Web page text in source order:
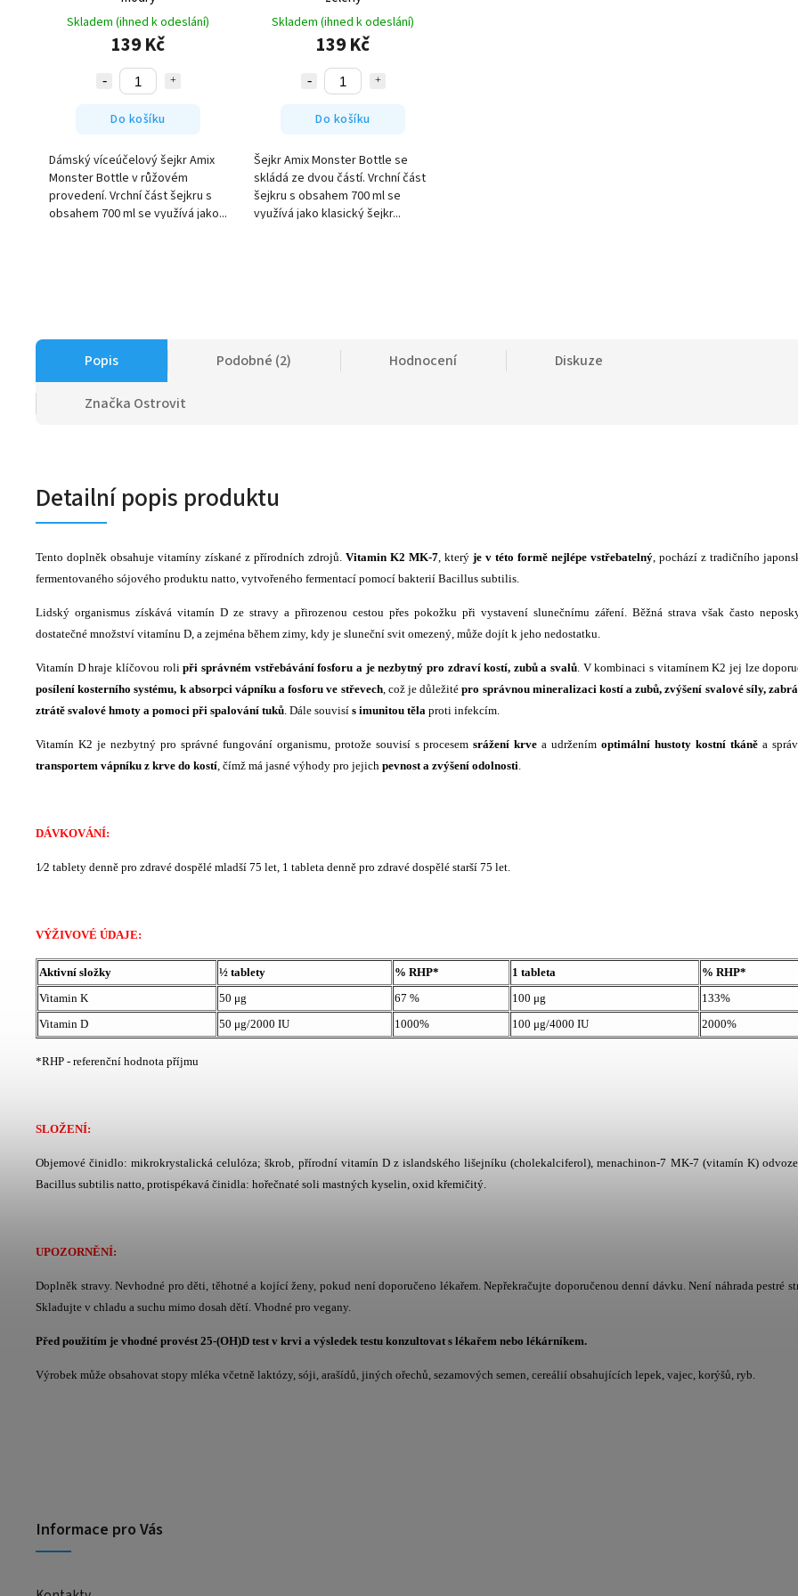
Skladem (ihned k odeslání)
139 Kč
Do košíku
Dámský víceúčelový šejkr Amix
Monster Bottle v růžovém
provedení. Vrchní část šejkru s
obsahem 700 ml se využívá jako...
Skladem (ihned k odeslání)
139 Kč
Do košíku
Šejkr Amix Monster Bottle se
skládá ze dvou částí. Vrchní část
šejkru s obsahem 700 ml se
využívá jako klasický šejkr...
Popis Podobné (2) Hodnocení Diskuze
Značka Ostrovit
Detailní popis produktu
Tento doplněk obsahuje vitamíny získané z přírodních zdrojů. Vitamin K2 MK-7, který je v této formě nejlépe vstřebatelný, pochází z tradičního
fermentovaného sójového produktu natto, vytvořeného fermentací pomocí bakterií Bacillus subtilis.
Lidský organismus získává vitamín D ze stravy a přirozenou cestou přes pokožku při vystavení slunečnímu záření. Běžná strava však často
dostatečné množství vitamínu D, a zejména během zimy, kdy je sluneční svit omezený, může dojít k jeho nedostatku.
Vitamín D hraje klíčovou rolipři správném vstřebávání fosforu a je nezbytný pro zdraví kostí, zubů a svalů. V kombinaci s vitamínem K2 jej lze
posílení kosterního systému, k absorpci vápníku a fosforu ve střevech, což je důležitépro správnou mineralizaci kostí a zubů, zvýšení svalové síly,
ztrátě svalové hmoty a pomoci při spalování tuků. Dále souvisí s imunitou těla proti infekcím.
Vitamín K2 je nezbytný pro správné fungování organismu, protože souvisí s procesemsrážení krve a udrženímoptimální hustoty kostní tkáně a
transportem vápníku z krve do kostí, čímž má jasné výhody pro jejich pevnost a zvýšení odolnosti.
DÁVKOVÁNÍ:
1⁄2 tablety denně pro zdravé dospělé mladší 75 let, 1 tableta denně pro zdravé dospělé starší 75 let.
VÝŽIVOVÉ ÚDAJE:
Aktivní složky ½ tablety % RHP* 1 tableta
% RHP*
Vitamin K
50 μg 67 % 100 μg
133%
Vitamin D
50 μg/2000 IU 1000% 100 μg/4000 IU 2000%
*RHP - referenční hodnota příjmu
SLOŽENÍ:
Objemové činidlo: mikrokrystalická celulóza; škrob, přírodní vitamín D z islandského lišejníku (cholekalciferol), menachinon-7 MK-7 (vitamín K)
Bacillus subtilis natto, protispékavá činidla: hořečnaté soli mastných kyselin, oxid křemičitý.
UPOZORNĚNÍ:
Doplněk stravy. Nevhodné pro děti, těhotné a kojící ženy, pokud není doporučeno lékařem. Nepřekračujte doporučenou denní dávku. Není náhrada pestré
Skladujte v chladu a suchu mimo dosah dětí. Vhodné pro vegany.
Před použitím je vhodné provést 25-(OH)D test v krvi a výsledek testu konzultovat s lékařem nebo lékárníkem.
Výrobek může obsahovat stopy mléka včetně laktózy, sóji, arašídů, jiných ořechů, sezamových semen, cereálií obsahujících lepek, vajec, korýšů, ryb.
Informace pro Vás